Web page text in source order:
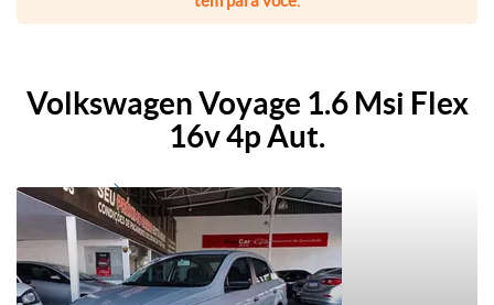
Volkswagen Voyage 1.6 Msi Flex
16v 4p Aut.